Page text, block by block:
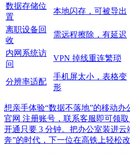
数据存储位
置
本地闪存，可被导出
离职设备回
收
需远程擦除，有延迟
内网系统访
问
VPN 掉线重连繁琐
分辨率适配
手机屏太小，表格变
形
想亲手体验“数据不落地”的移动
官网 注册账号，联系客服即可领
开通只要 3 分钟。把办公室装进
奔”的时代，下一位在高铁上轻松